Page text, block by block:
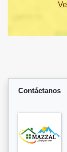
Contáctanos